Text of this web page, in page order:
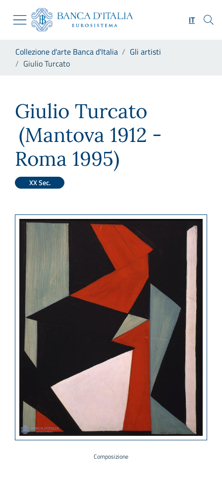
Skip to Main Content
Vai al sito istituzionale
Vai al menu di navigazione
Vai alla ricerca
Vai al footer
IT
Collezione d'arte Banca d'Italia
Gli artisti
Giulio Turcato
Giulio Turcato
(Mantova 1912 -
Roma 1995)
XX Sec.
Composizione